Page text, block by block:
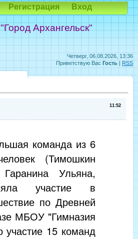
Четверг, 06.08.2026, 13:36
Приветствую Вас Гость | RSS
Архангельск"
Регистрация Вход
11:52
команда из 6
(Тимошкин
Ульяна,
участие в
по Древней
МБОУ "Гимназия
15 команд